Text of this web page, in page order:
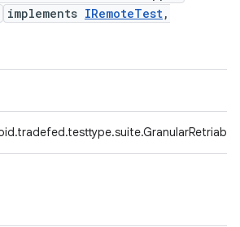
implements IRemoteTest,